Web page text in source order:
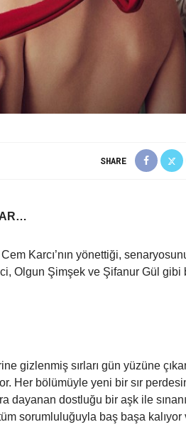
SHARE
Karcı’nın yönettiği,
Olgun Şimşek ve Şifanur Gül gibi
gizlenmiş sırları gün yüzüne
Her bölümüyle yeni bir sır
dayanan dostluğu bir aşk ile
sorumluluğuyla baş başa